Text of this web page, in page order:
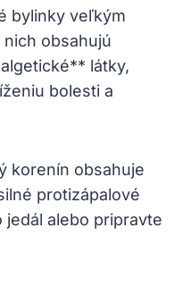
bylinky ⁢veľkým
obsahujú
‌látky,
bolesti a
korenín⁢ obsahuje
protizápalové‍
‍jedál⁣ alebo pripravte‍